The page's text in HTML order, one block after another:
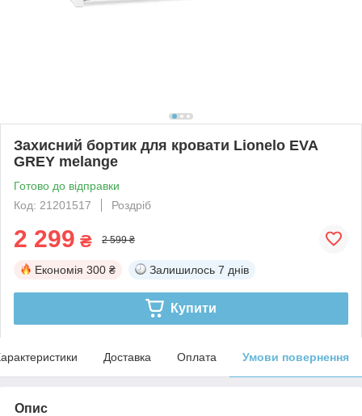
Захисний бортик для кровати Lionelo EVA
GREY melange
Готово до відправки
Код: 21201517
Роздріб
2 299 ₴ 2 599 ₴
Економія 300 ₴ Залишилось 7 днів
Купити
Доставка Оплата Умови повернення
Опис